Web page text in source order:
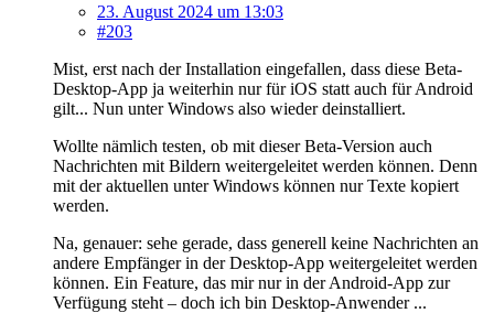
23. August 2024 um 13:03
#203
Mist, erst nach der Installation eingefallen, dass diese Beta-
Desktop-App ja weiterhin nur für iOS statt auch für Android
gilt... Nun unter Windows also wieder deinstalliert.
Wollte nämlich testen, ob mit dieser Beta-Version auch
Nachrichten mit Bildern weitergeleitet werden können. Denn
mit der aktuellen unter Windows können nur Texte kopiert
werden.
Na, genauer: sehe gerade, dass generell keine Nachrichten an
andere Empfänger in der Desktop-App weitergeleitet werden
können. Ein Feature, das mir nur in der Android-App zur
Verfügung steht – doch ich bin Desktop-Anwender ...